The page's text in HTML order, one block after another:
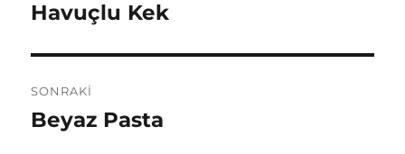
Önceki
Havuçlu Kek
SONRAKI
Sonraki
Beyaz Pasta